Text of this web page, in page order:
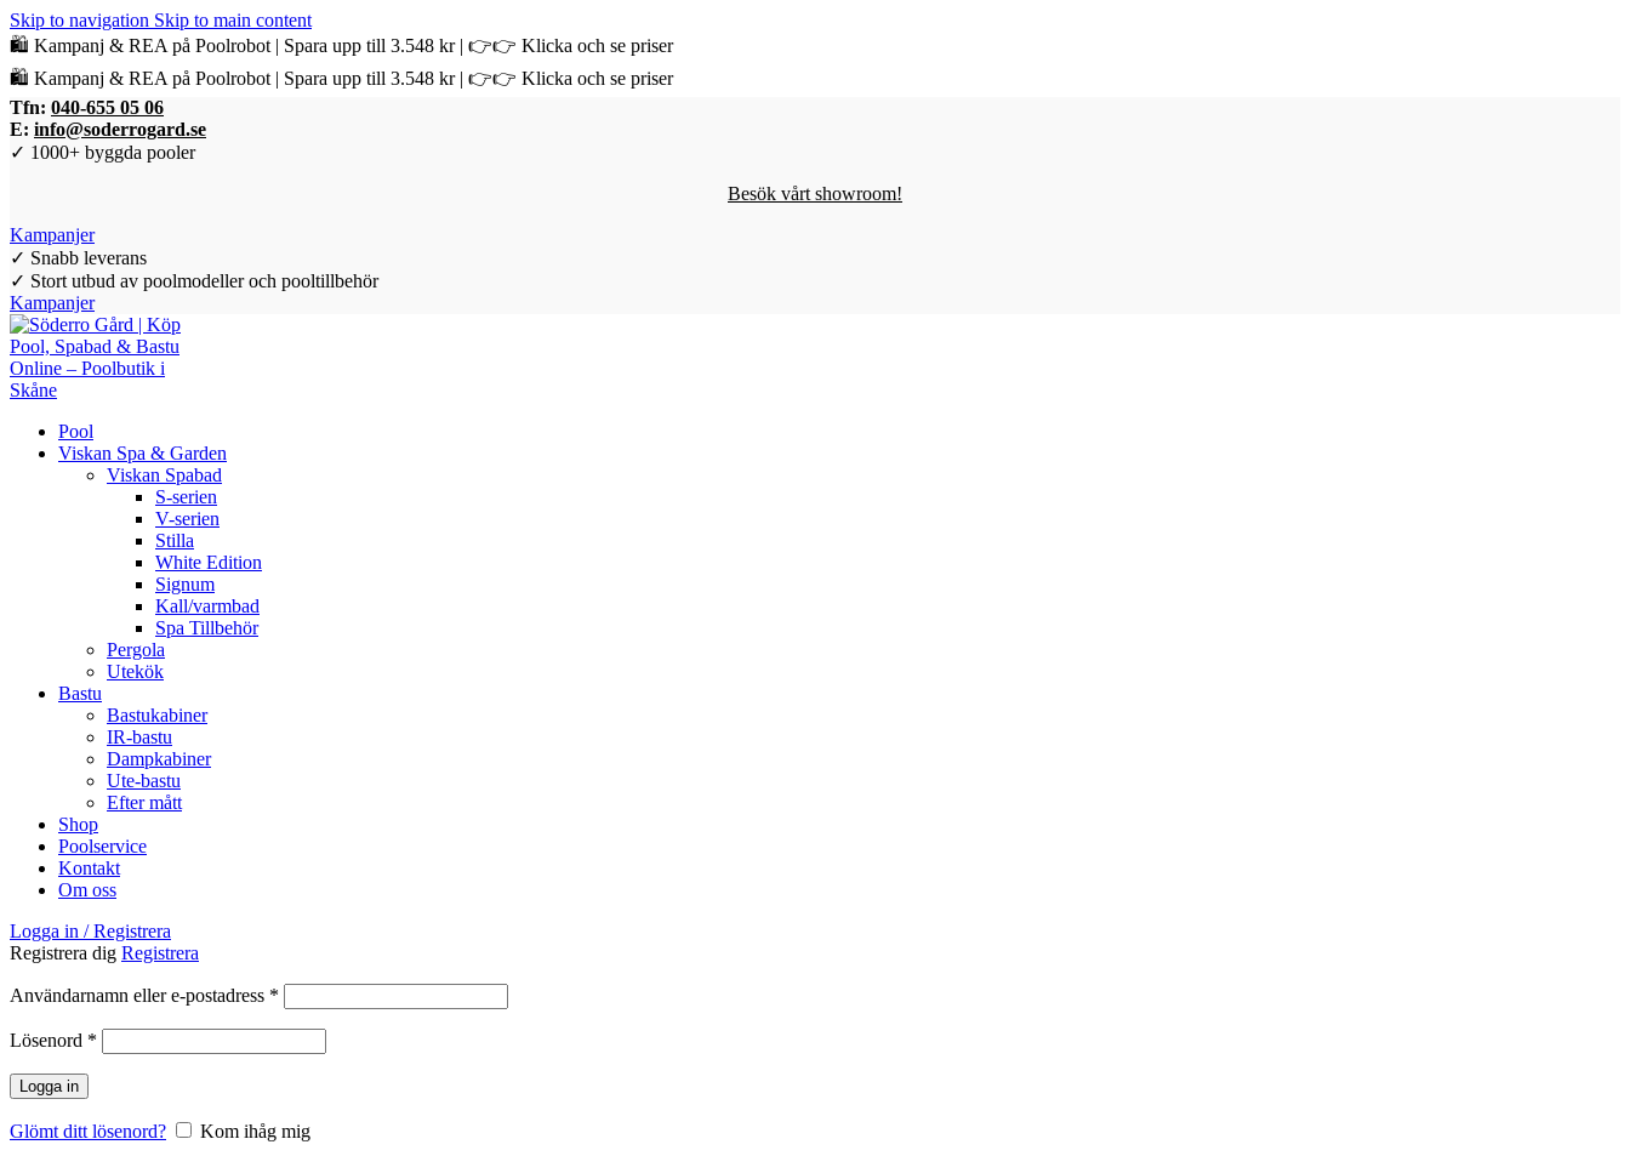
Skip to navigation Skip to main content
🛍️ Kampanj & REA på Poolrobot | Spara upp till 3.548 kr | 👉👉 Klicka och se priser
🛍️ Kampanj & REA på Poolrobot | Spara upp till 3.548 kr | 👉👉 Klicka och se priser
Tfn: 040-655 05 06
E: info@soderrogard.se
✓ 1000+ byggda pooler
Besök vårt showroom!
Kampanjer
✓ Snabb leverans
✓ Stort utbud av poolmodeller och pooltillbehör
Kampanjer
Pool
Viskan Spa & Garden
Viskan Spabad
S-serien
V-serien
Stilla
White Edition
Signum
Kall/varmbad
Spa Tillbehör
Pergola
Utekök
Bastu
Bastukabiner
IR-bastu
Dampkabiner
Ute-bastu
Efter mått
Shop
Poolservice
Kontakt
Om oss
Logga in / Registrera
Registrera dig Registrera
Användarnamn eller e-postadress *
Lösenord *
Logga in
Glömt ditt lösenord?
Kom ihåg mig